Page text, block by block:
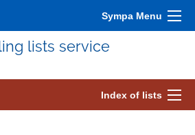
Sympa Menu
lists service
Index of lists